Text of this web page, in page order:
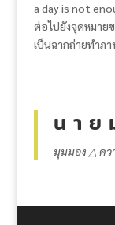
a day is not
ต่อไปยังจุดหมาย
เป็นฉากถ่ายทำภ
น า ย
มุมมอง △ คว